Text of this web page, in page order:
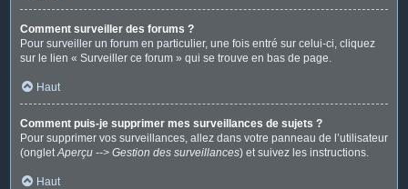
Comment surveiller des forums ?
Pour surveiller un forum en particulier, une fois entré sur celui-ci, cliquez
sur le lien « Surveiller ce forum » qui se trouve en bas de page.
Haut
Comment puis-je supprimer mes surveillances de sujets ?
Pour supprimer vos surveillances, allez dans votre panneau de l’utilisateur
(ongletAperçu --> Gestion des surveillances) et suivez les instructions.
Haut